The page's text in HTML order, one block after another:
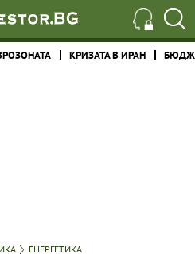
КРИЗАТА В ИРАН
ЕНЕРГЕТИКА